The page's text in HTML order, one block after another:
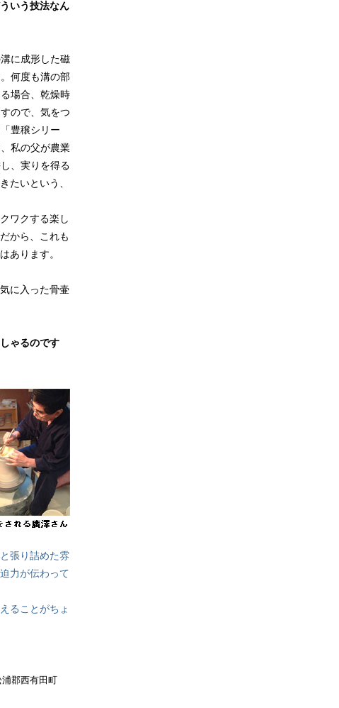
いう技法なん
に成形した磁
何度も溝の部
場合、乾燥時
ので、気をつ
豊穣シリー
私の父が農業
、実りを得る
たいという、
ワクする楽し
から、これも
あります。
に入った骨壷
ゃるのです
張り詰めた雰
力が伝わって
ることがちょ
郡西有田町